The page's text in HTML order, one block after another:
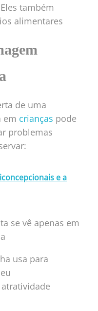
também
alimentares
de uma
em crianças pode
problemas
e a
se vê apenas em
usa para